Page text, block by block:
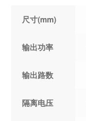
尺寸(mm)
输出功率
输出路数
隔离电压